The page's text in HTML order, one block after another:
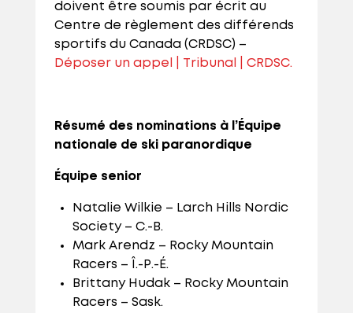
doivent être soumis par écrit au
Centre de règlement des différends
sportifs du Canada (CRDSC) –
Déposer un appel | Tribunal | CRDSC.
Résumé des nominations à l’Équipe
nationale de ski paranordique
Équipe senior
Natalie Wilkie – Larch Hills Nordic
Society – C.-B.
Mark Arendz – Rocky Mountain
Racers – Î.-P.-É.
Brittany Hudak – Rocky Mountain
Racers – Sask.